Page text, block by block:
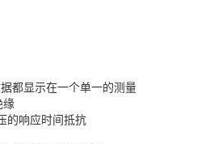
都显示在一个单一的测量
缘
的响应时间抵抗